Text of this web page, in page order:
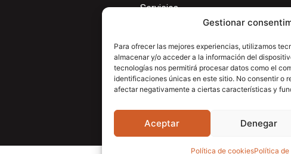
Gestionar
Para ofrecer las mejores experiencias, utilizamos
almacenar y/o acceder a la información del
tecnologías nos permitirá procesar datos como el
identificaciones únicas en este sitio. No consentir o
afectar negativamente a ciertas características y
Aceptar Denegar
Política de cookiesPolítica
Servicios
Newsletter
Descargas
Contacto
Centro de ayuda